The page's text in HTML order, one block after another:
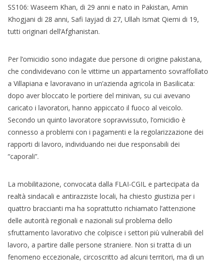
SS106: Waseem Khan, di 29 anni e nato in Pakistan, Amin
Khogjani di 28 anni, Safi Iayjad di 27, Ullah Ismat Qiemi di 19,
tutti originari dell’Afghanistan.
Per l’omicidio sono indagate due persone di origine pakistana,
che condividevano con le vittime un appartamento sovraffollato
a Villapiana e lavoravano in un’azienda agricola in Basilicata:
dopo aver bloccato le portiere del minivan, su cui avevano
caricato i lavoratori, hanno appiccato il fuoco al veicolo.
Secondo un quinto lavoratore sopravvissuto, l’omicidio è
connesso a problemi con i pagamenti e la regolarizzazione dei
rapporti di lavoro, individuando nei due responsabili dei
“caporali”.
La mobilitazione, convocata dalla FLAI-CGIL e partecipata da
realtà sindacali e antirazziste locali, ha chiesto giustizia per i
quattro braccianti ma ha soprattutto richiamato l’attenzione
delle autorità regionali e nazionali sul problema dello
sfruttamento lavorativo che colpisce i settori più vulnerabili del
lavoro, a partire dalle persone straniere. Non si tratta di un
fenomeno eccezionale, circoscritto ad alcuni territori, ma di un